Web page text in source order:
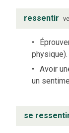
ressentir
physique).
Avoir
un
se